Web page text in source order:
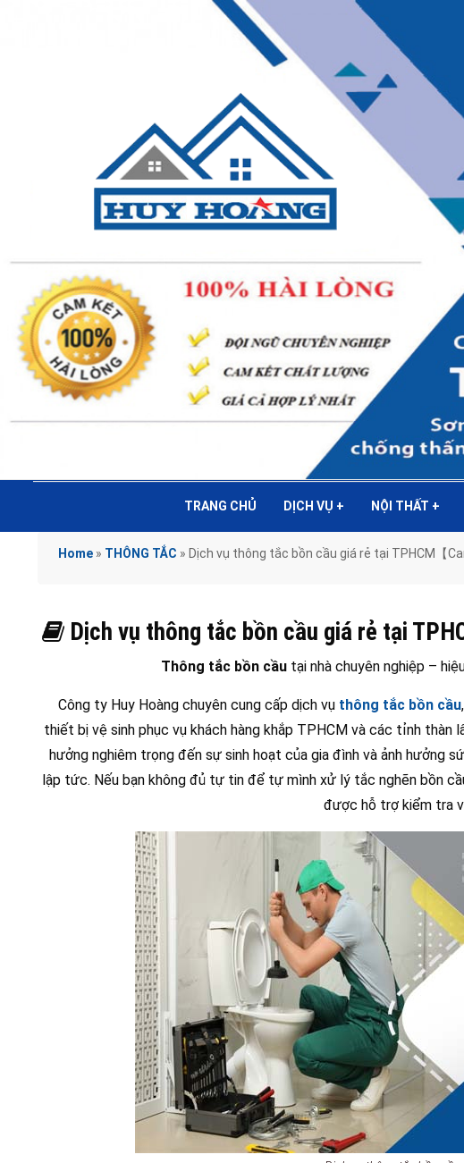
TRANG CHỦ DỊCH VỤ + NỘI THẤT +
Home » THÔNG TẮC » Dịch vụ thông tắc bồn cầu giá rẻ tại TPHCM【
Dịch vụ thông tắc bồn cầu giá rẻ tại
Thông tắc bồn cầu tại nhà chuyên nghiệp –
Công ty Huy Hoàng chuyên cung cấp dịch vụ thông tắc bồn cầu
thiết bị vệ sinh phục vụ khách hàng khắp TPHCM và các tỉnh thàn
hưởng nghiêm trọng đến sự sinh hoạt của gia đình và ảnh hưởng
lập tức. Nếu bạn không đủ tự tin để tự mình xử lý tắc nghẽn bồn
được hỗ trợ kiểm tra